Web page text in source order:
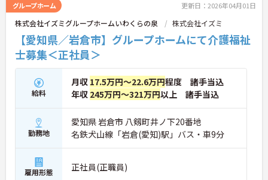
グループホーム 更新日：2026年04月01日
株式会社イズミグループホームいわくらの泉 株式会社イズミ
【愛知県／岩倉市】グループホームにて介護福祉
士募集＜正社員＞
給料
月収 17.5万円～22.6万円程度 諸手当込
年収 245万円～321万円以上 諸手当込
勤務地
愛知県 岩倉市 八剱町井ノ下20番地
名鉄犬山線「岩倉(愛知)駅」バス・車9分
雇用形態 正社員(正職員)